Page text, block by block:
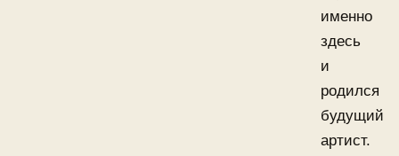
именно
здесь
и
родился
будущий
артист.